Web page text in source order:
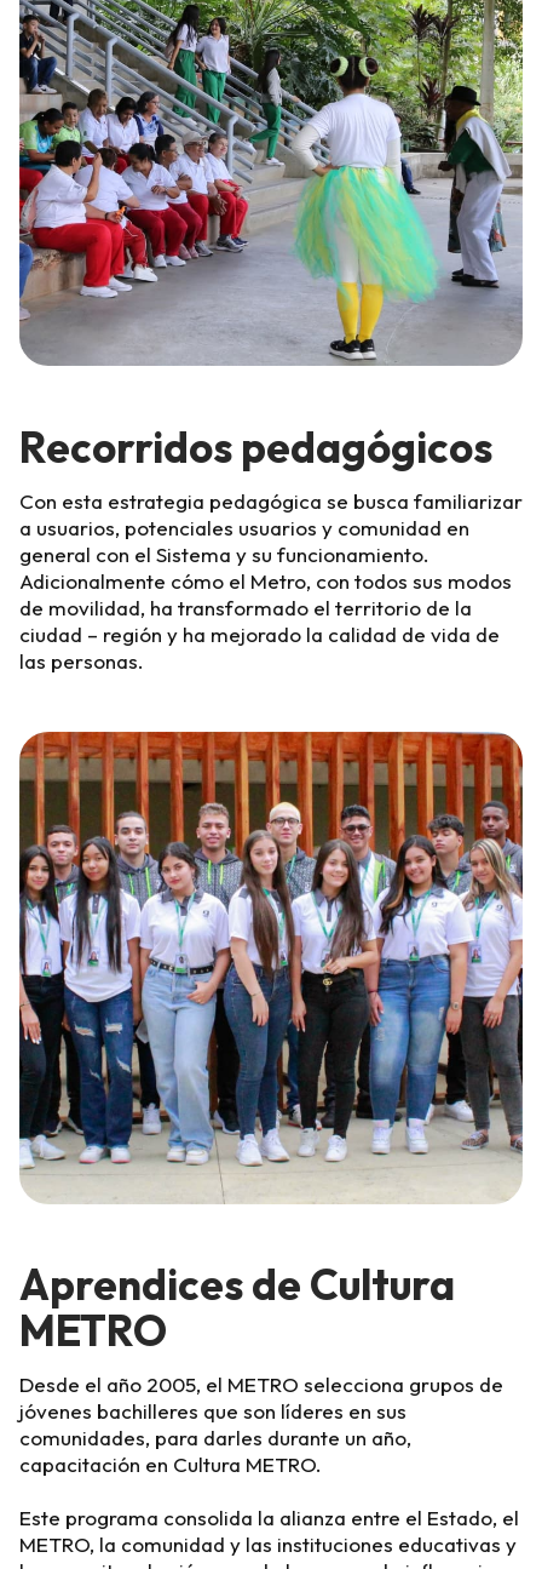
Recorridos pedagógicos
Con esta estrategia pedagógica se busca familiarizar
a usuarios, potenciales usuarios y comunidad en
general con el Sistema y su funcionamiento.
Adicionalmente cómo el Metro, con todos sus modos
de movilidad, ha transformado el territorio de la
ciudad – región y ha mejorado la calidad de vida de
las personas.
Aprendices de Cultura
METRO
Desde el año 2005, el METRO selecciona grupos de
jóvenes bachilleres que son líderes en sus
comunidades, para darles durante un año,
capacitación en Cultura METRO.
Este programa consolida la alianza entre el Estado, el
METRO, la comunidad y las instituciones educativas y